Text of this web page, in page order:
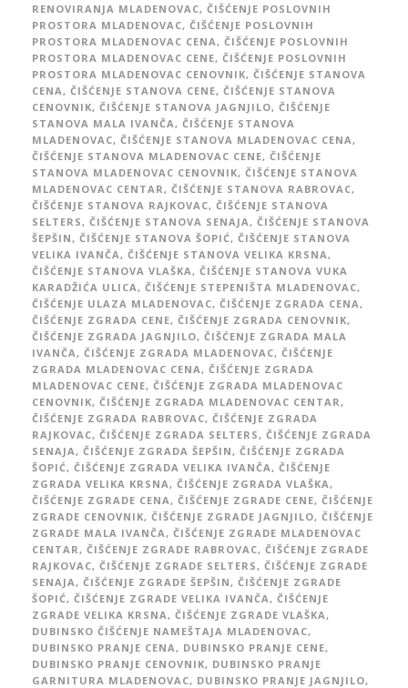
RENOVIRANJA MLADENOVAC, ČIŠĆENJE POSLOVNIH
PROSTORA MLADENOVAC, ČIŠĆENJE POSLOVNIH
PROSTORA MLADENOVAC CENA , ČIŠĆENJE POSLOVNIH
PROSTORA MLADENOVAC CENE, ČIŠĆENJE POSLOVNIH
PROSTORA MLADENOVAC CENOVNIK, ČIŠĆENJE STANOVA
CENA , ČIŠĆENJE STANOVA CENE, ČIŠĆENJE STANOVA
CENOVNIK, ČIŠĆENJE STANOVA JAGNJILO, ČIŠĆENJE
STANOVA MALA IVANČA , ČIŠĆENJE STANOVA
MLADENOVAC, ČIŠĆENJE STANOVA MLADENOVAC CENA ,
ČIŠĆENJE STANOVA MLADENOVAC CENE, ČIŠĆENJE
STANOVA MLADENOVAC CENOVNIK, ČIŠĆENJE STANOVA
MLADENOVAC CENTAR , ČIŠĆENJE STANOVA RABROVAC,
ČIŠĆENJE STANOVA RAJKOVAC, ČIŠĆENJE STANOVA
SELTERS , ČIŠĆENJE STANOVA SENAJA , ČIŠĆENJE STANOVA
ŠEPŠIN , ČIŠĆENJE STANOVA ŠOPIĆ, ČIŠĆENJE STANOVA
VELIKA IVANČA , ČIŠĆENJE STANOVA VELIKA KRSNA ,
ČIŠĆENJE STANOVA VLAŠKA , ČIŠĆENJE STANOVA VUKA
KARADŽIĆA ULICA , ČIŠĆENJE STEPENIŠTA MLADENOVAC,
ČIŠĆENJE ULAZA MLADENOVAC, ČIŠĆENJE ZGRADA CENA ,
ČIŠĆENJE ZGRADA CENE, ČIŠĆENJE ZGRADA CENOVNIK,
ČIŠĆENJE ZGRADA JAGNJILO, ČIŠĆENJE ZGRADA MALA
IVANČA , ČIŠĆENJE ZGRADA MLADENOVAC, ČIŠĆENJE
ZGRADA MLADENOVAC CENA , ČIŠĆENJE ZGRADA
MLADENOVAC CENE, ČIŠĆENJE ZGRADA MLADENOVAC
CENOVNIK, ČIŠĆENJE ZGRADA MLADENOVAC CENTAR ,
ČIŠĆENJE ZGRADA RABROVAC, ČIŠĆENJE ZGRADA
RAJKOVAC, ČIŠĆENJE ZGRADA SELTERS , ČIŠĆENJE ZGRADA
SENAJA , ČIŠĆENJE ZGRADA ŠEPŠIN , ČIŠĆENJE ZGRADA
ŠOPIĆ, ČIŠĆENJE ZGRADA VELIKA IVANČA , ČIŠĆENJE
ZGRADA VELIKA KRSNA , ČIŠĆENJE ZGRADA VLAŠKA ,
ČIŠĆENJE ZGRADE CENA , ČIŠĆENJE ZGRADE CENE, ČIŠĆENJE
ZGRADE CENOVNIK, ČIŠĆENJE ZGRADE JAGNJILO, ČIŠĆENJE
ZGRADE MALA IVANČA , ČIŠĆENJE ZGRADE MLADENOVAC
CENTAR , ČIŠĆENJE ZGRADE RABROVAC, ČIŠĆENJE ZGRADE
RAJKOVAC, ČIŠĆENJE ZGRADE SELTERS , ČIŠĆENJE ZGRADE
SENAJA , ČIŠĆENJE ZGRADE ŠEPŠIN , ČIŠĆENJE ZGRADE
ŠOPIĆ, ČIŠĆENJE ZGRADE VELIKA IVANČA , ČIŠĆENJE
ZGRADE VELIKA KRSNA , ČIŠĆENJE ZGRADE VLAŠKA ,
DUBINSKO ČIŠĆENJE NAMEŠTAJA MLADENOVAC,
DUBINSKO PRANJE CENA , DUBINSKO PRANJE CENE,
DUBINSKO PRANJE CENOVNIK, DUBINSKO PRANJE
GARNITURA MLADENOVAC, DUBINSKO PRANJE JAGNJILO,